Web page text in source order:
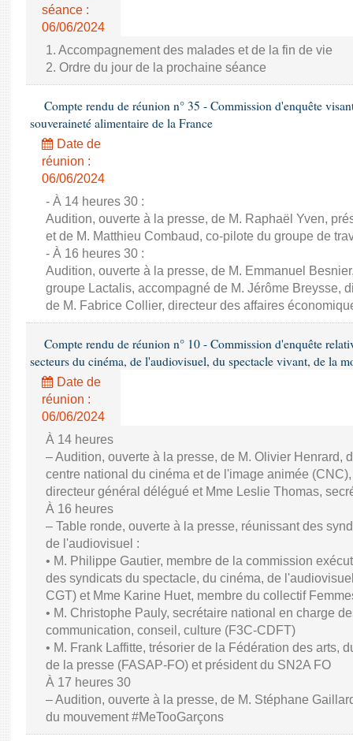
séance :
06/06/2024
1. Accompagnement des malades et de la fin de vie
2. Ordre du jour de la prochaine séance
Compte rendu de réunion n° 35 - Commission d'enquête
souveraineté alimentaire de la France
Date de
réunion :
06/06/2024
- À 14 heures 30 :
Audition, ouverte à la presse, de M. Raphaël Yven,
et de M. Matthieu Combaud, co-pilote du groupe de
- À 16 heures 30 :
Audition, ouverte à la presse, de M. Emmanuel
groupe Lactalis, accompagné de M. Jérôme Breysse,
de M. Fabrice Collier, directeur des affaires
Compte rendu de réunion n° 10 - Commission d'enquête
secteurs du cinéma, de l'audiovisuel, du spectacle vivant, de la
Date de
réunion :
06/06/2024
À 14 heures
– Audition, ouverte à la presse, de M. Olivier Henrard,
centre national du cinéma et de l'image animée
directeur général délégué et Mme Leslie Thomas,
À 16 heures
– Table ronde, ouverte à la presse, réunissant des
de l'audiovisuel :
• M. Philippe Gautier, membre de la commission
des syndicats du spectacle, du cinéma, de
CGT) et Mme Karine Huet, membre du collectif
• M. Christophe Pauly, secrétaire national en charge
communication, conseil, culture (F3C-CDFT)
• M. Frank Laffitte, trésorier de la Fédération des arts,
de la presse (FASAP-FO) et président du SN2A FO
À 17 heures 30
– Audition, ouverte à la presse, de M. Stéphane
du mouvement #MeTooGarçons